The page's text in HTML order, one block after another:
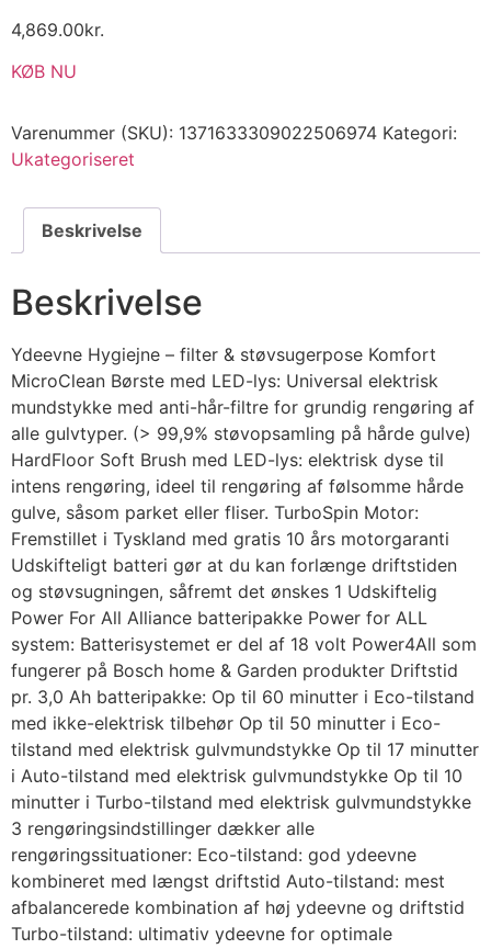
4,869.00kr.
KØB NU
Varenummer (SKU): 1371633309022506974 Kategori:
Ukategoriseret
Beskrivelse
Beskrivelse
Ydeevne Hygiejne – filter & støvsugerpose Komfort
MicroClean Børste med LED-lys: Universal elektrisk
mundstykke med anti-hår-filtre for grundig rengøring af
alle gulvtyper. (> 99,9% støvopsamling på hårde gulve)
HardFloor Soft Brush med LED-lys: elektrisk dyse til
intens rengøring, ideel til rengøring af følsomme hårde
gulve, såsom parket eller fliser. TurboSpin Motor:
Fremstillet i Tyskland med gratis 10 års motorgaranti
Udskifteligt batteri gør at du kan forlænge driftstiden
og støvsugningen, såfremt det ønskes 1 Udskiftelig
Power For All Alliance batteripakke Power for ALL
system: Batterisystemet er del af 18 volt Power4All som
fungerer på Bosch home & Garden produkter Driftstid
pr. 3,0 Ah batteripakke: Op til 60 minutter i Eco-tilstand
med ikke-elektrisk tilbehør Op til 50 minutter i Eco-
tilstand med elektrisk gulvmundstykke Op til 17 minutter
i Auto-tilstand med elektrisk gulvmundstykke Op til 10
minutter i Turbo-tilstand med elektrisk gulvmundstykke
3 rengøringsindstillinger dækker alle
rengøringssituationer: Eco-tilstand: god ydeevne
kombineret med længst driftstid Auto-tilstand: mest
afbalancerede kombination af høj ydeevne og driftstid
Turbo-tilstand: ultimativ ydeevne for optimale